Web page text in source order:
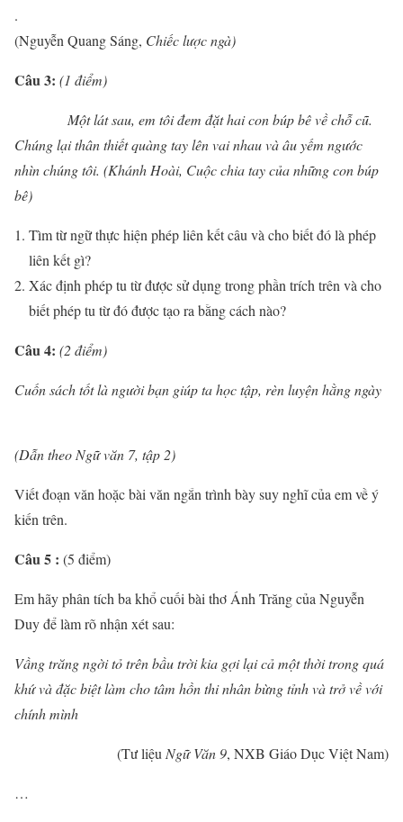
.
(Nguyễn Quang Sáng, Chiếc lược ngà)
Câu3: (1 điểm)
Một lát sau, em tôi đem đặt hai con búp bê về chỗ cũ.
Chúng lại thân thiết quàng tay lên vai nhau và âu yếm ngước
nhìn chúng tôi. (Khánh Hoài, Cuộc chia tay của những con búp
bê)
Tìm từ ngữ thực hiện phép liên kết câu và cho biết đó là phép
liên kết gì?
Xác định phép tu từ được sử dụng trong phần trích trên và cho
biết phép tu từ đó được tạo ra bằng cách nào?
Câu 4: (2điểm)
Cuốn sách tốt là người bạn giúp ta học tập, rèn luyện hằng ngày
(Dẫn theo Ngữ văn 7, tập 2)
Viết đoạn văn hoặc bài văn ngắn trình bày suy nghĩ của em về ý
kiến trên.
Câu 5 : (5 điểm)
Em hãy phân tích ba khổ cuối bài thơ Ánh Trăng của Nguyễn
Duy để làm rõ nhận xét sau:
Vầng trăng ngời tỏ trên bầu trời kia gợi lại cả một thời trong quá
khứ và đặc biệt làm cho tâm hồn thi nhân bừng tỉnh và trở về với
chính mình
(Tư liệu Ngữ Văn 9, NXB Giáo Dục Việt Nam)
…